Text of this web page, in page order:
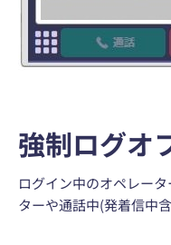
強制ログオ
ログイン中のオペレー
ターや通話中(発着信中